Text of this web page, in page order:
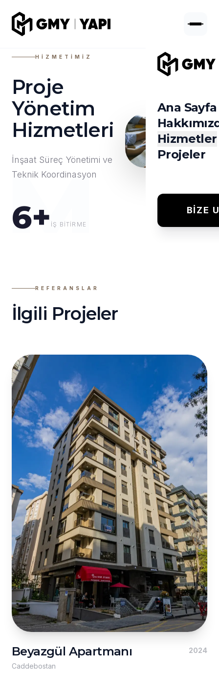
Ana Sayfa
Hizmetler
Projeler
BIZE
HIZMETIMIZ
Proje
Yönetim
Hizmetleri
İnşaat Süreç Yönetimi ve
Teknik Koordinasyon
6+ İŞ BITIRME
REFERANSLAR
İlgili Projeler
Beyazgül Apartmanı
2024
Caddebostan